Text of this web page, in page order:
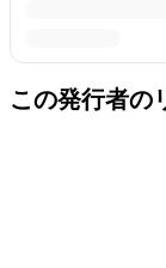
この発行者の